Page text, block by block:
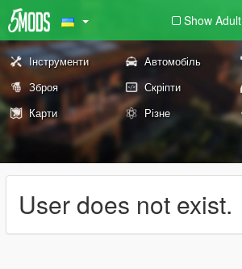
Show Adult
Інструменти Автомобіль
Зброя
Скріпти
Карти
Різне
User does not exist.